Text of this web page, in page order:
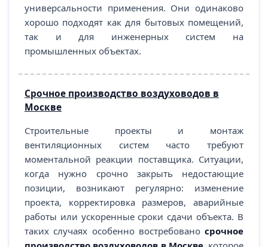
универсальности применения. Они одинаково
хорошо подходят как для бытовых помещений,
так и для инженерных систем на
промышленных объектах.
Срочное производство воздуховодов в
Москве
Строительные проекты и монтаж
вентиляционных систем часто требуют
моментальной реакции поставщика. Ситуации,
когда нужно срочно закрыть недостающие
позиции, возникают регулярно: изменение
проекта, корректировка размеров, аварийные
работы или ускоренные сроки сдачи объекта. В
таких случаях особенно востребовано срочное